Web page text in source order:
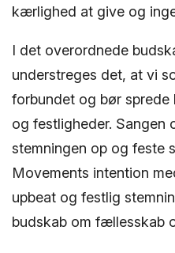
kærlighed at give og
I det overordnede
understreges det, at vi
forbundet og bør
og festligheder. Sangen
stemningen op og feste
Movements intention
upbeat og festlig
budskab om fællesskab